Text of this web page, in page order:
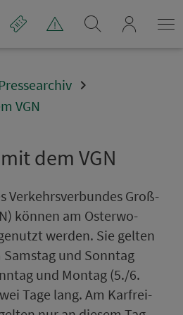
VGN
dem VGN
Ver­kehrs­ver­bundes Groß­
können am Os­ter­wo­
werden. Sie gelten
und Sonn­tag
und Mon­tag (5./6.
Tage lang. Am Kar­frei­